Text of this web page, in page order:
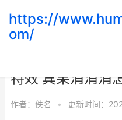
https://
om/
特效 宾果消消消
作者： 佚名 • 更新时间：